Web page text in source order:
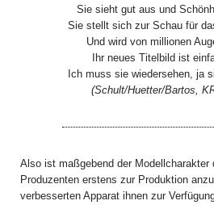
Sie sieht gut aus und
Sie stellt sich zur Schau für
Und wird von millionen
Ihr neues Titelbild ist
Ich muss sie wiedersehen, ja
(Schult/Huetter/Bartos,
Also ist maßgebend der Modellcharakter
Produzenten erstens zur Produktion
verbesserten Apparat ihnen zur